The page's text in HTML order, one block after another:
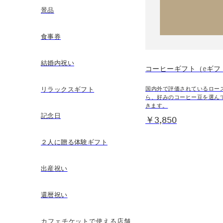
景品
食事券
結婚内祝い
リラックスギフト
記念日
２人に贈る体験ギフト
出産祝い
還暦祝い
カフェチケットで使える店舗
コーヒーギフト（eギフ
国内外で評価されているロー
ら、好みのコーヒー豆を選ん
きます。
￥3,850